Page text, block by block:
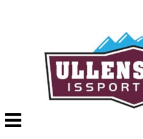
Veksle
navigasjon